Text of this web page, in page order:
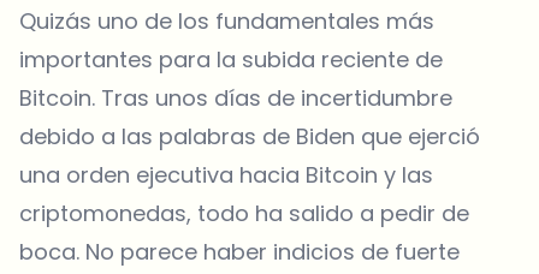
Quizás uno de los fundamentales más
importantes para la subida reciente de
Bitcoin. Tras unos días de incertidumbre
debido a las palabras de Biden que ejerció
una orden ejecutiva hacia Bitcoin y las
criptomonedas, todo ha salido a pedir de
boca. No parece haber indicios de fuerte